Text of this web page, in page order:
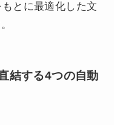
とに最適化した文
する4つの自動